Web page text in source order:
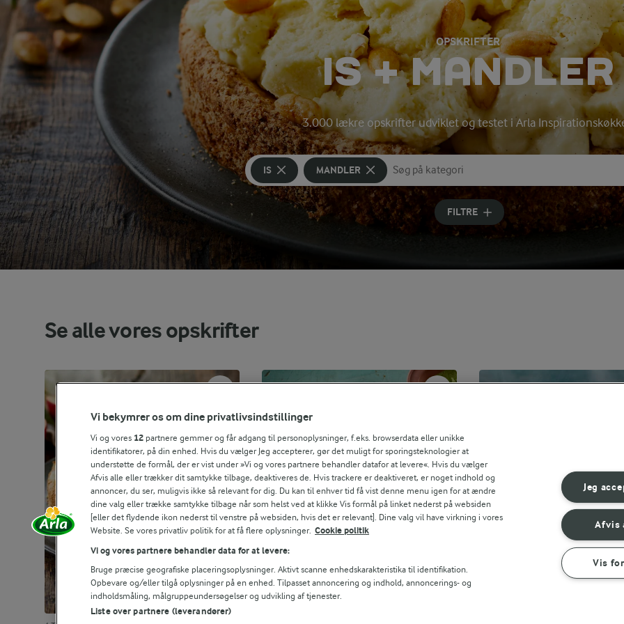
OPSKRIFTER
IS + MANDLER
3.000 lækre opskrifter udviklet og testet i Arla
IS MANDLER
Søg på kategori
Indtast søgeord for at søge
FILTRE
Se alle vores opskrifter
Vi bekymrer os om dine privatlivsindstillinger
Vi og vores 12 partnere gemmer og får adgang til personoplysninger, f.eks. browserdata eller unikke
identifikatorer, på din enhed. Hvis du vælger Jeg accepterer, gør det muligt for sporingsteknologier at
understøtte de formål, der er vist under »Vi og vores partnere behandler datafor at levere«. Hvis du vælger
Afvis alle eller trækker dit samtykke tilbage, deaktiveres de. Hvis trackere er deaktiveret, er noget indhold og
annoncer, du ser, muligvis ikke så relevant for dig. Du kan til enhver tid få vist denne menu igen for at ændre
dine valg eller trække samtykke tilbage når som helst ved at klikke Vis formål på linket nederst på websiden
[eller det flydende ikon nederst til venstre på websiden, hvis det er relevant]. Dine valg vil have virkning i vores
Website. Se vores privatliv politik for at få flere oplysninger. Cookie politik
Vi og vores partnere behandler data for at levere:
Bruge præcise geografiske placeringsoplysninger. Aktivt scanne enhedskarakteristika til identifikation.
Opbevare og/eller tilgå oplysninger på en enhed. Tilpasset annoncering og indhold, annoncerings- og
indholdsmåling, målgruppeundersøgelser og udvikling af tjenester.
Liste over partnere (leverandører)
Jeg
Afvis
Vis